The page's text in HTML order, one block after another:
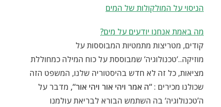
הניסוי על המולקולות של המים
מה באמת אנחנו יודעים על מים?
קודים, מטריצות מתמטיות המבוססות על
מוזיקה..‘טכנולוגיה‘ שמבוססת על כוח המילה כמחוללת
מציאות, כל זה לא חדש בהיסטוריה שלנו, המשפט הזה
שכולנו מכירים : “ה אמר ויהי אור ויהי אור“, מדבר על
ה’טכנולוגיה‘ בה השתמש הבורא לבריאת עולמנו